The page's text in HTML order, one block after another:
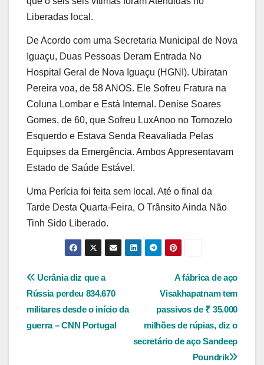
Liberadas local.
De Acordo com uma Secretaria Municipal de Nova
Iguaçu, Duas Pessoas Deram Entrada No
Hospital Geral de Nova Iguaçu (HGNI). Ubiratan
Pereira voa, de 58 ANOS. Ele Sofreu Fratura na
Coluna Lombar e Está Internal. Denise Soares
Gomes, de 60, que Sofreu LuxAnoo no Tornozelo
Esquerdo e Estava Senda Reavaliada Pelas
Equipses da Emergência. Ambos Appresentavam
Estado de Saúde Estável.
Uma Perícia foi feita sem local. Até o final da
Tarde Desta Quarta-Feira, O Trânsito Ainda Não
Tinh Sido Liberado.
Navegação
de
Post
A fábrica de aço
Visakhapatnam tem
passivos de ₹ 35.000
milhões de rúpias, diz o
secretário de aço Sandeep
Poundrik
Ucrânia diz que a
Rússia perdeu 834.670
militares desde o início da
guerra – CNN Portugal